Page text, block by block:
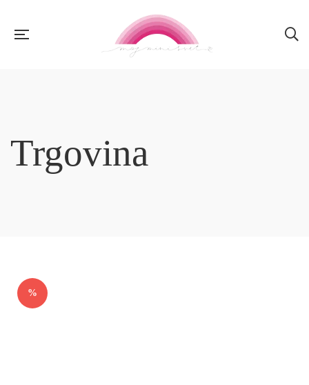
Trgovina
%